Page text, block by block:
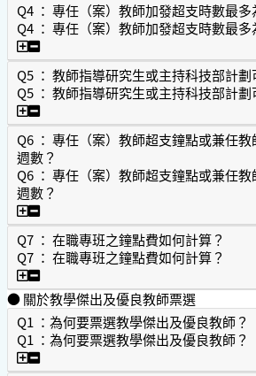
Q4 ： 專任（案）教師加發超支時數最多
Q4 ： 專任（案）教師加發超支時數最多
Q4 ： 專任（案）教師加發超支時數
Q5 ： 教師指導研究生或主持科技部計劃
Q5 ： 教師指導研究生或主持科技部計劃
Q5 ： 教師指導研究生或主持科技部
Q6 ： 專任（案）教師超支鐘點或兼任
週數？
Q6 ： 專任（案）教師超支鐘點或兼任
週數？
Q6 ： 專任（案）教師超支鐘點或兼
Q7 ： 在職專班之鐘點費如何計算？
Q7 ： 在職專班之鐘點費如何計算？
Q7 ： 在職專班之鐘點費如何計算？
● 關於教學傑出及優良教師票選
Q1 ：為何要票選教學傑出及優良教師？
Q1 ：為何要票選教學傑出及優良教師？
Q1 ：為何要票選教學傑出及優良教師